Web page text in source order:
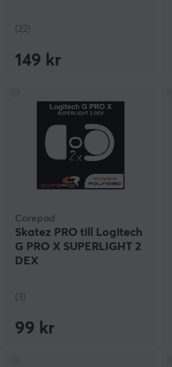
(22)
149 kr
Corepad
Skatez PRO till Logitech
G PRO X SUPERLIGHT 2
DEX
(3)
99 kr